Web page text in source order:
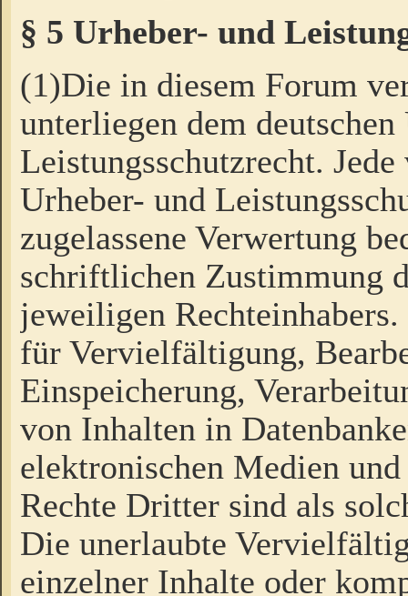
§ 5 Urheber- und
(1)Die in diesem Forum
unterliegen dem
Leistungsschutzrecht.
Urheber- und
zugelassene Verwertung
schriftlichen Zustimmung
jeweiligen
für Vervielfältigung,
Einspeicherung,
von Inhalten in
elektronischen Medien
Rechte Dritter sind als
Die unerlaubte
einzelner Inhalte oder